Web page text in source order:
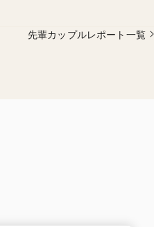
先輩カップルレポート一覧